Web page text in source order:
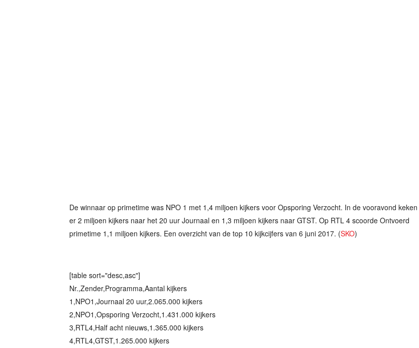
De winnaar op primetime was NPO 1 met 1,4 miljoen kijkers voor Opsporing Verzocht. In de vooravond keken
er 2 miljoen kijkers naar het 20 uur Journaal en 1,3 miljoen kijkers naar GTST. Op RTL 4 scoorde Ontvoerd
primetime 1,1 miljoen kijkers. Een overzicht van de top 10 kijkcijfers van 6 juni 2017. (SKO)
[table sort="desc,asc"]
Nr.,Zender,Programma,Aantal kijkers
1,NPO1,Journaal 20 uur,2.065.000 kijkers
2,NPO1,Opsporing Verzocht,1.431.000 kijkers
3,RTL4,Half acht nieuws,1.365.000 kijkers
4,RTL4,GTST,1.265.000 kijkers